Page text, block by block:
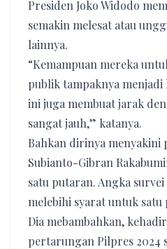
Presiden Joko Widodo
semakin melesat atau
lainnya.
“Kemampuan mereka
publik tampaknya
ini juga membuat jarak
sangat jauh,” katanya.
Bahkan dirinya menyakini
Subianto-Gibran
satu putaran. Angka
melebihi syarat untuk satu
Dia mebambahkan,
pertarungan Pilpres 2024